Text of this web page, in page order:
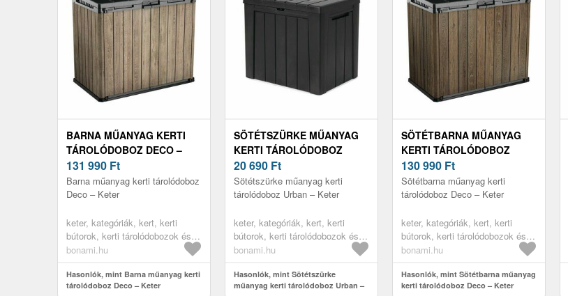
BARNA MŰANYAG KERTI
TÁROLÓDOBOZ DECO –
KETER
131 990 Ft
Barna műanyag kerti tárolódoboz
Deco – Keter
keter, kategóriák, kert, kerti
bútorok, kerti tárolódobozok és
szekrények, kerti dobozok
bonami.hu
Hasonlók, mint Barna műanyag kerti
tárolódoboz Deco – Keter
SÖTÉTSZÜRKE MŰANYAG
KERTI TÁROLÓDOBOZ
URBAN – KETER
20 690 Ft
Sötétszürke műanyag kerti
tárolódoboz Urban – Keter
keter, kategóriák, kert, kerti
bútorok, kerti tárolódobozok és
szekrények, kerti dobozok
bonami.hu
Hasonlók, mint Sötétszürke
műanyag kerti tárolódoboz Urban –
SÖTÉTBARNA MŰANYAG
KERTI TÁROLÓDOBOZ
DECO – KETER
130 990 Ft
Sötétbarna műanyag kerti
tárolódoboz Deco – Keter
keter, kategóriák, kert, kerti
bútorok, kerti tárolódobozok és
szekrények, kerti dobozok
bonami.hu
Hasonlók, mint Sötétbarna műanyag
kerti tárolódoboz Deco – Keter